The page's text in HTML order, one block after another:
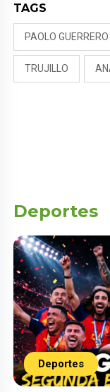
TAGS
PAOLO GUERRERO
TRUJILLO
Deportes
Deportes